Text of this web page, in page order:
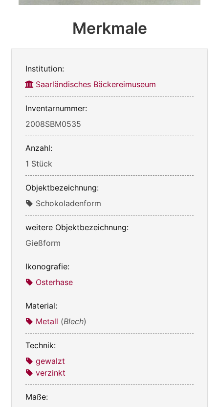
Merkmale
Institution:
Saarländisches Bäckereimuseum
Inventarnummer:
2008SBM0535
Anzahl:
1 Stück
Objektbezeichnung:
Schokoladenform
weitere Objektbezeichnung:
Gießform
Ikonografie:
Osterhase
Material:
Metall (Blech)
Technik:
gewalzt
verzinkt
Maße: